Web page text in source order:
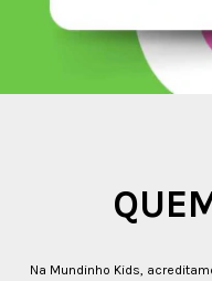
Na Mundinho Kids,